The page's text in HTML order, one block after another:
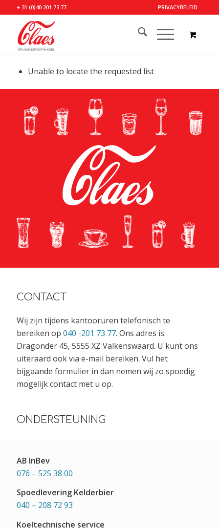
PRIVACYBELEID
+ 31 (0)40 201 73 77
Unable to locate the requested list
CONTACT
Wij zijn tijdens kantooruren telefonisch te
bereiken op 040 -201 73 77. Ons adres is:
Dragonder 45, 5555 XZ Valkenswaard. U kunt ons
uiteraard ook via e-mail bereiken. Vul het
bijgaande formulier in dan nemen wij zo spoedig
mogelijk contact met u op.
ONDERSTEUNING
AB InBev
076 – 525 38 00
Spoedlevering Kelderbier
040 – 208 72 93
Koeltechnische service